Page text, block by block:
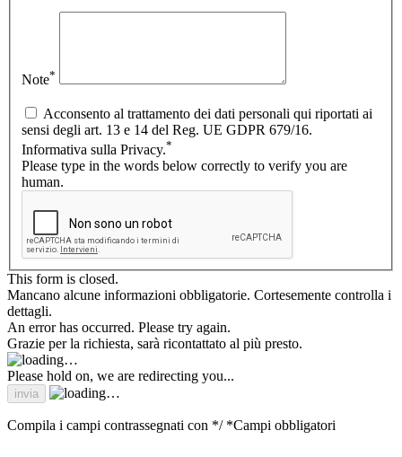
Note*
Acconsento al trattamento dei dati personali qui riportati ai
sensi degli art. 13 e 14 del Reg. UE GDPR 679/16.
Informativa sulla Privacy.*
Please type in the words below correctly to verify you are
human.
This form is closed.
Mancano alcune informazioni obbligatorie. Cortesemente controlla i
dettagli.
An error has occurred. Please try again.
Grazie per la richiesta, sarà ricontattato al più presto.
Please hold on, we are redirecting you...
Compila i campi contrassegnati con */ *Campi obbligatori